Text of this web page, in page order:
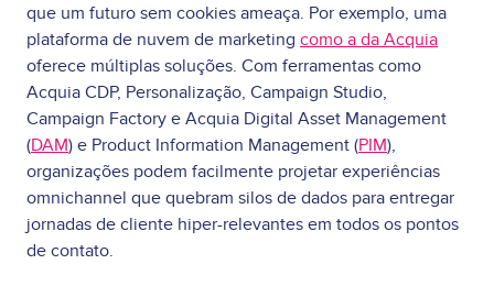
que um futuro sem cookies ameaça. Por exemplo, uma
plataforma de nuvem de marketing como a da Acquia
oferece múltiplas soluções. Com ferramentas como
Acquia CDP, Personalização, Campaign Studio,
Campaign Factory e Acquia Digital Asset Management
(DAM) e Product Information Management (PIM),
organizações podem facilmente projetar experiências
omnichannel que quebram silos de dados para entregar
jornadas de cliente hiper-relevantes em todos os pontos
de contato.